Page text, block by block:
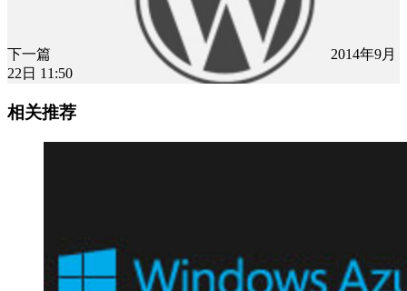
下一篇
2014年9月
22日 11:50
相关推荐